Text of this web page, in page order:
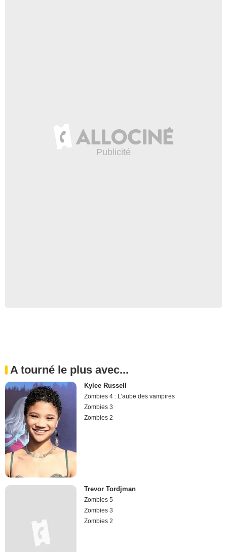
A tourné le plus avec...
Kylee Russell
Zombies 4 : L’aube des vampires
Zombies 3
Zombies 2
Trevor Tordjman
Zombies 5
Zombies 3
Zombies 2